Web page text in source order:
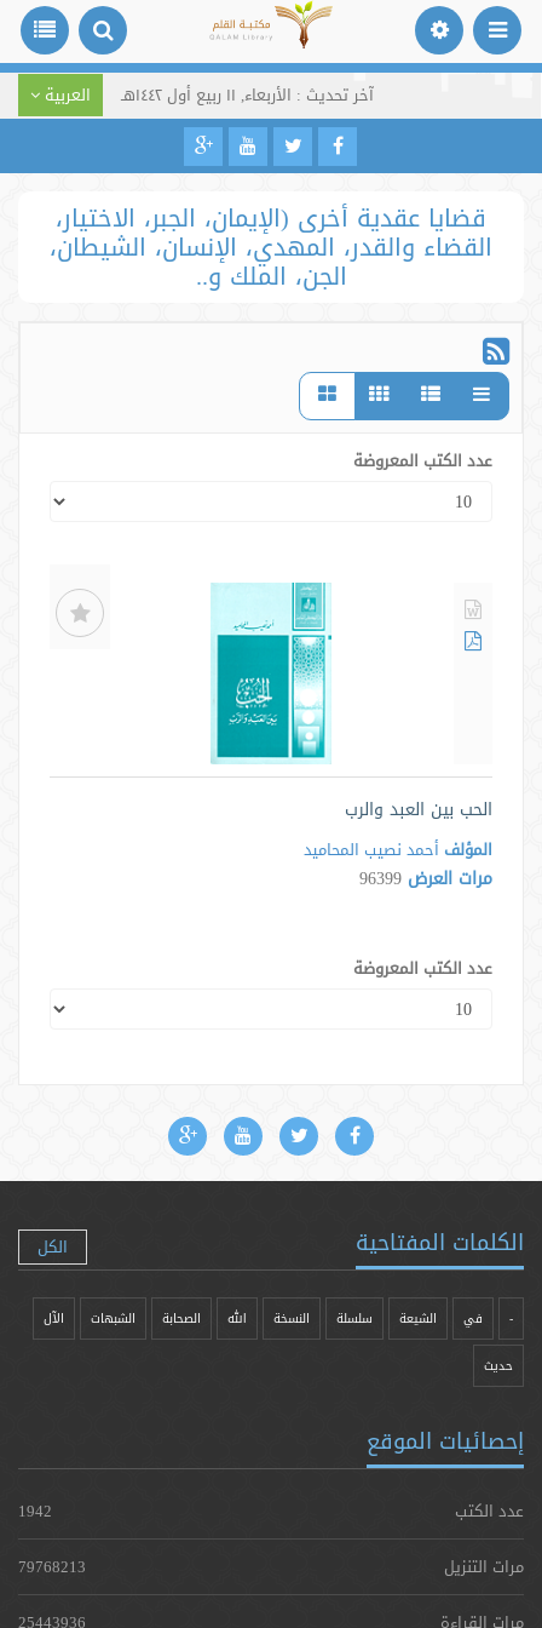
آخر تحديث : الأربعاء, ١١ ربيع أول ١٤٤٢هـ العربية
قضايا عقدية أخرى (الإيمان، الجبر، الاختيار،
القضاء والقدر، المهدي، الإنسان، الشيطان،
الجن، الملك و..
عدد الكتب المعروضة
الحب بين العبد والرب
المؤلف أحمد نصيب المحاميد
مرات العرض 96399
عدد الكتب المعروضة
الكلمات المفتاحية الكل
- في الشيعة سلسلة النسخة الله الصحابة الشبهات الآل
حدیث
إحصائيات الموقع
عدد الكتب
1942
مرات التنزيل
79768213
مرات القراءة
25443936